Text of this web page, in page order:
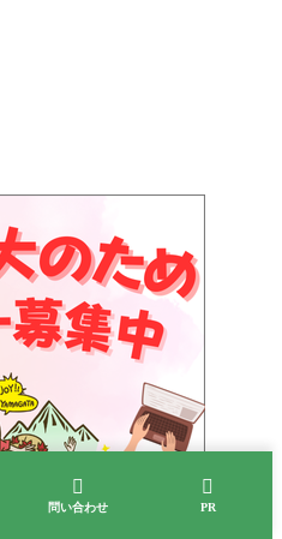

問い合わせ

PR